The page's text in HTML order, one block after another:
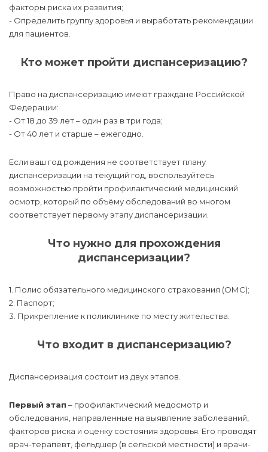
факторы риска их развития;
- Определить группу здоровья и выработать рекомендации
для пациентов.
Кто может пройти диспансеризацию?
Право на диспансеризацию имеют граждане Российской
Федерации:
- От 18 до 39 лет – один раз в три года;
- От 40 лет и старше – ежегодно.
Если ваш год рождения не соответствует плану
диспансеризации на текущий год, воспользуйтесь
возможностью пройти профилактический медицинский
осмотр, который по объёму обследований во многом
соответствует первому этапу диспансеризации.
Что нужно для прохождения
диспансеризации?
1. Полис обязательного медицинского страхования (ОМС);
2. Паспорт;
3. Прикрепление к поликлинике по месту жительства.
Что входит в диспансеризацию?
Диспансеризация состоит из двух этапов.
Первый этап – профилактический медосмотр и
обследования, направленные на выявление заболеваний,
факторов риска и оценку состояния здоровья. Его проводят
врач-терапевт, фельдшер (в сельской местности) и врачи-